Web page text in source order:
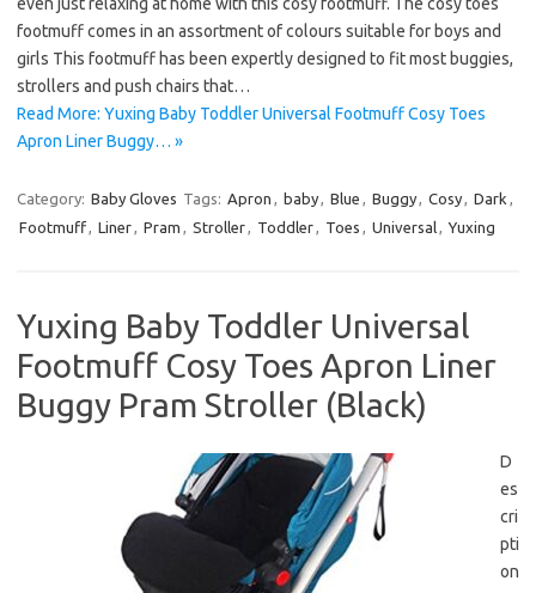
footmuff comes in an assortment of colours suitable for boys and
girls This footmuff has been expertly designed to fit most buggies,
strollers and push chairs that…
Read More: Yuxing Baby Toddler Universal Footmuff Cosy Toes
Apron Liner Buggy… »
Category: Baby Gloves Tags: Apron , baby, Blue , Buggy, Cosy, Dark ,
Footmuff, Liner, Pram , Stroller, Toddler, Toes , Universal, Yuxing
Yuxing Baby Toddler Universal
Footmuff Cosy Toes Apron Liner
Buggy Pram Stroller (Black)
D
es
cri
pti
on